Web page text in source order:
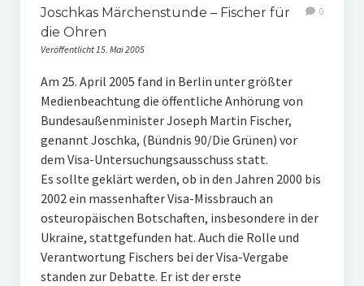
Corporate Weblogs
Social Media
PR-Theorie
PR-Ethik
PR-Literatur
PR-Studien
Gesellschaft & Medien
Infografik-Themengarten
Impressum
Datenschutz
Joschkas Märchenstunde – Fischer für
die Ohren
Veröffentlicht 15. Mai 2005
0
Am 25. April 2005 fand in Berlin unter größter
Medienbeachtung die öffentliche Anhörung von
Bundesaußenminister Joseph Martin Fischer,
genannt Joschka, (Bündnis 90/Die Grünen) vor
dem Visa-Untersuchungsausschuss statt.
Es sollte geklärt werden, ob in den Jahren 2000 bis
2002 ein massenhafter Visa-Missbrauch an
osteuropäischen Botschaften, insbesondere in der
Ukraine, stattgefunden hat. Auch die Rolle und
Verantwortung Fischers bei der Visa-Vergabe
standen zur Debatte. Er ist der erste